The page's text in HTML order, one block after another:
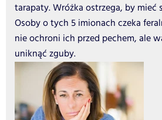
tarapaty. Wróżka ostrzega, by mieć
Osoby o tych 5 imionach czeka
nie ochroni ich przed pechem, ale
uniknąć zguby.